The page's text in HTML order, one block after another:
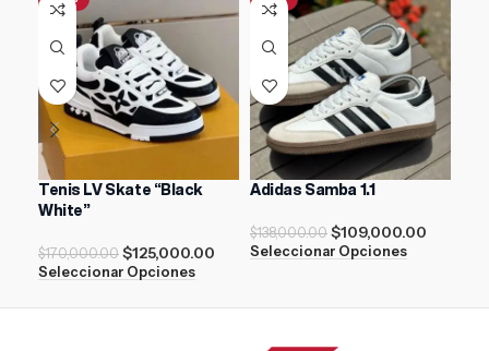
Tenis LV Skate “Black
White”
$170,000.00 $125,000.00
Seleccionar Opciones
Adidas Samba 1.1
$138,000.00 $109,000.00
Seleccionar Opciones